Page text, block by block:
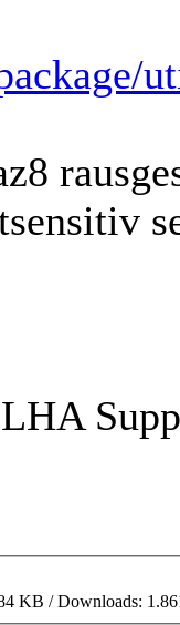
KB / Downloads: